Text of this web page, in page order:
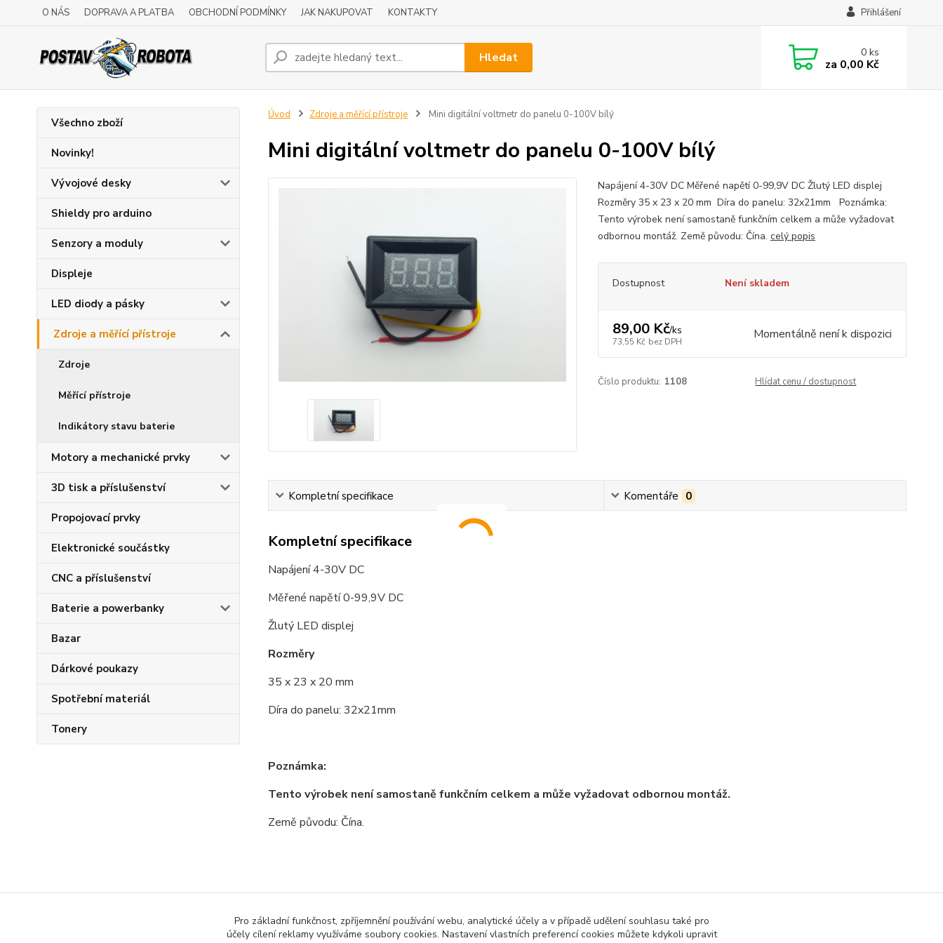
O NÁS DOPRAVA A PLATBA OBCHODNÍ PODMÍNKY JAK NAKUPOVAT KONTAKTY Přihlášení
Hledat 0ks
za 0,00 Kč
Všechno zboží
Novinky!
Vývojové desky
Shieldy pro arduino
Senzory a moduly
Displeje
LED diody a pásky
Zdroje a měřící přístroje
Zdroje
Měřící přístroje
Indikátory stavu baterie
Motory a mechanické prvky
3D tisk a příslušenství
Propojovací prvky
Elektronické součástky
CNC a příslušenství
Baterie a powerbanky
Bazar
Dárkové poukazy
Spotřební materiál
Tonery
Úvod Zdroje a měřící přístroje Mini digitální voltmetr do panelu 0-100V bílý
Mini digitální voltmetr do panelu 0-100V bílý
Napájení 4-30V DC Měřené napětí 0-99,9V DC Žlutý LED displej
Rozměry 35 x 23 x 20 mm Díra do panelu: 32x21mm Poznámka:
Tento výrobek není samostaně funkčním celkem a může vyžadovat
odbornou montáž. Země původu: Čína. celý popis
Dostupnost Není skladem
89,00 Kč/ks
73,55 Kč bez DPH Momentálně není k dispozici
Číslo produktu: 1108 Hlídat cenu / dostupnost
Kompletní specifikace Komentáře 0
Kompletní specifikace
Napájení 4-30V DC
Měřené napětí 0-99,9V DC
Žlutý LED displej
Rozměry
35 x 23 x 20 mm
Díra do panelu: 32x21mm
Poznámka:
Tento výrobek není samostaně funkčním celkem a může vyžadovat odbornou montáž.
Země původu: Čína.
Zboží zařazeno v kategoriích
Pro základní funkčnost, zpříjemnění používání webu, analytické účely a v případě udělení souhlasu také pro
účely cílení reklamy využíváme soubory cookies. Nastavení vlastních preferencí cookies můžete kdykoli upravit